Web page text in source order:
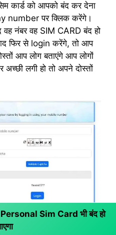
कार्ड को आपको बंद कर देना
number पर क्लिक करेंगे।
नंबर वह SIM CARD बंद हो
फिर से login करेंगे, तो आप
आप लोग बताएंगे आप लोगों
लगी हो तो अपने दोस्तों
Personal Sim Card भी बंद हो